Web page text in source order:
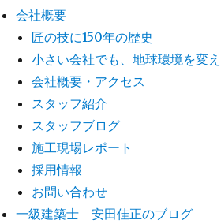
会社概要
匠の技に150年の歴史
小さい会社でも、地球環境を変
会社概要・アクセス
スタッフ紹介
スタッフブログ
施工現場レポート
採用情報
お問い合わせ
一級建築士 安田佳正のブログ